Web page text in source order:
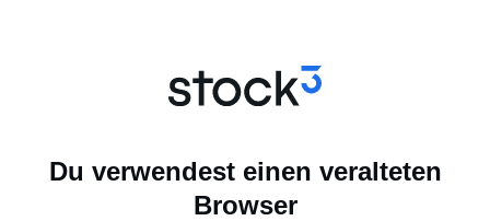
Du verwendest einen veralteten
Browser